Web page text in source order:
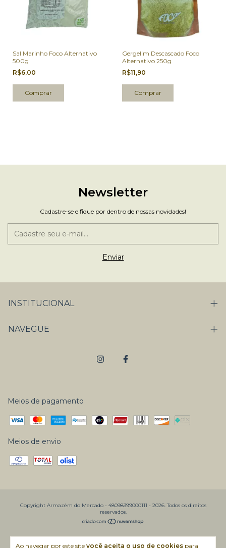
Ao navegar por este site você aceita o uso de cookies para
Sal Marinho Foco Alternativo
500g
R$6,00
Gergelim Descascado Foco
Alternativo 250g
R$11,90
Newsletter
Cadastre-se e fique por dentro de nossas novidades!
INSTITUCIONAL
NAVEGUE
Meios de pagamento
Meios de envio
Copyright Armazém do Mercado - 48098399000111 - 2026. Todos os direitos
reservados.